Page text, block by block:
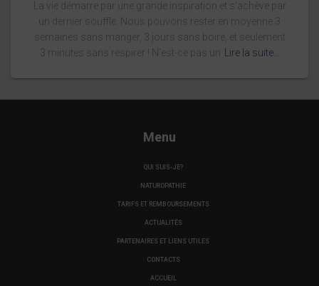
La vie démarre par une grande inspiration et s’achève par
un dernier souffle. Nous pouvons rester en moyenne 3
semaines sans manger, 3 jours sans boire, et seulement
3 minutes sans respirer ! N’est-ce pas un
Lire la suite…
Menu
QUI SUIS-JE?
NATUROPATHIE
TARIFS ET REMBOURSEMENTS
ACTUALITÉS
PARTENAIRES ET LIENS UTILES
CONTACTS
ACCUEIL